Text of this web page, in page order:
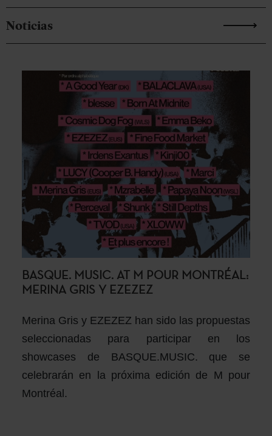
Noticias
BASQUE. MUSIC. AT M POUR MONTRÉAL:
MERINA GRIS Y EZEZEZ
Merina Gris y EZEZEZ han sido las propuestas
seleccionadas para participar en los
showcases de BASQUE.MUSIC. que se
celebrarán en la próxima edición de M pour
Montréal.